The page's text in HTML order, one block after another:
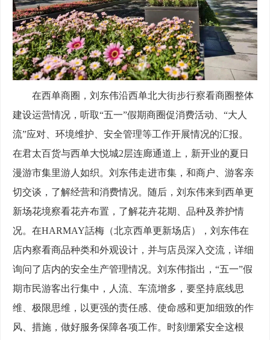
在西单商圈，刘东伟沿西单北大街步行察看商圈整体
建设运营情况，听取“五一”假期商圈促消费活动、“大人
流”应对、环境维护、安全管理等工作开展情况的汇报。
在君太百货与西单大悦城2层连廊通道上，新开业的夏日
漫游市集里游人如织。刘东伟走进市集，和商户、游客亲
切交谈，了解经营和消费情况。随后，刘东伟来到西单更
新场花境察看花卉布置，了解花卉花期、品种及养护情
况。在HARMAY話梅（北京西单更新场店），刘东伟在
店内察看商品种类和外观设计，并与店员深入交流，详细
询问了店内的安全生产管理情况。刘东伟指出，“五一”假
期市民游客出行集中，人流、车流增多，要坚持底线思
维、极限思维，以更强的责任感、使命感和更加细致的作
风、措施，做好服务保障各项工作。时刻绷紧安全这根